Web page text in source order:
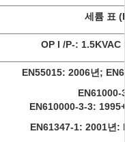
세륨 표
OP I /P-: 1.5KVAC
EN55015: 2006년;
EN610000-3-3:
EN61347-1: 2001년: